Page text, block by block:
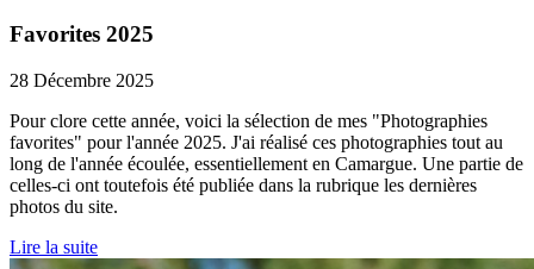
Favorites 2025
28 Décembre 2025
Pour clore cette année, voici la sélection de mes "Photographies
favorites" pour l'année 2025. J'ai réalisé ces photographies tout au
long de l'année écoulée, essentiellement en Camargue. Une partie de
celles-ci ont toutefois été publiée dans la rubrique les dernières
photos du site.
Lire la suite